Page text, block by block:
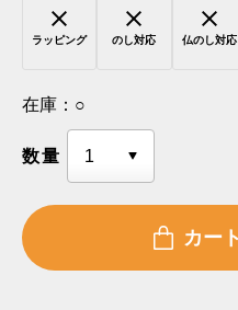
ラッピング のし対応 仏のし対応
在庫： ○
数量